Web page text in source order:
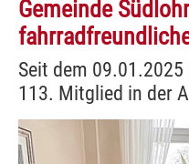
Gemeinde
Seit dem
113. Mitglied in der
Show larger version for: